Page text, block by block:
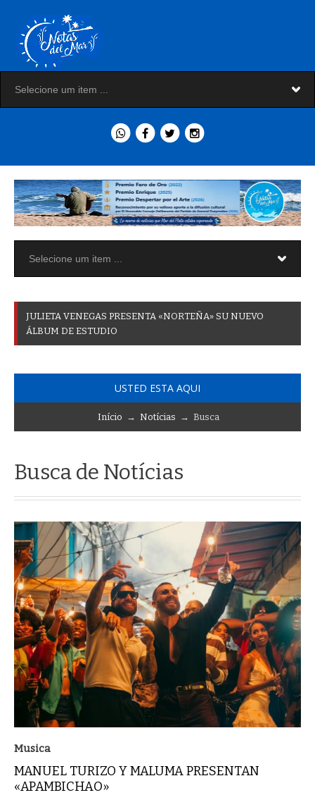
JULIETA VENEGAS PRESENTA «NORTEÑA» SU NUEVO
ÁLBUM DE ESTUDIO
USTED ESTA AQUI
Início → Notícias → Busca
Busca de Notícias
Musica
MANUEL TURIZO Y MALUMA PRESENTAN
«APAMBICHAO»